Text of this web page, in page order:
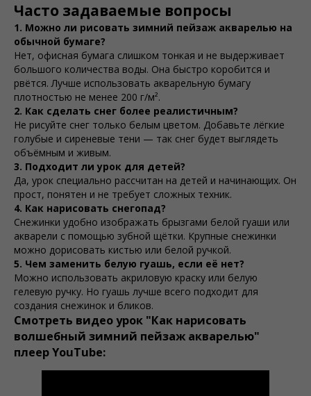
Часто задаваемые вопросы
1. Можно ли рисовать зимний пейзаж акварелью на
обычной бумаге?
Нет, офисная бумага слишком тонкая и не выдерживает
большого количества воды. Она быстро коробится и
рвётся. Лучше использовать акварельную бумагу
плотностью не менее 200 г/м².
2. Как сделать снег более реалистичным?
Не рисуйте снег только белым цветом. Добавьте лёгкие
голубые и сиреневые тени — так снег будет выглядеть
объёмным и живым.
3. Подходит ли урок для детей?
Да, урок специально рассчитан на детей и начинающих. Он
прост, понятен и не требует сложных техник.
4. Как нарисовать снегопад?
Снежинки удобно изображать брызгами белой гуаши или
акварели с помощью зубной щётки. Крупные снежинки
можно дорисовать кистью или белой ручкой.
5. Чем заменить белую гуашь, если её нет?
Можно использовать акриловую краску или белую
гелевую ручку. Но гуашь лучше всего подходит для
создания снежинок и бликов.
Смотреть видео урок "Как нарисовать
волшебный зимний пейзаж акварелью"
плеер YouTube: